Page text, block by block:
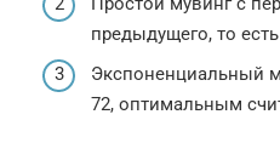
предыдущего, то
Экспоненциальный
72, оптимальным